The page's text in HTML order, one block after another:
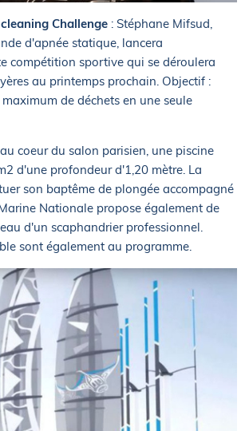
Challenge : Stéphane Mifsud,
d'apnée statique, lancera
compétition sportive qui se déroulera
au printemps prochain. Objectif :
de déchets en une seule
coeur du salon parisien, une piscine
d'une profondeur d'1,20 mètre. La
son baptême de plongée accompagné
Nationale propose également de
d'un scaphandrier professionnel.
sont également au programme.